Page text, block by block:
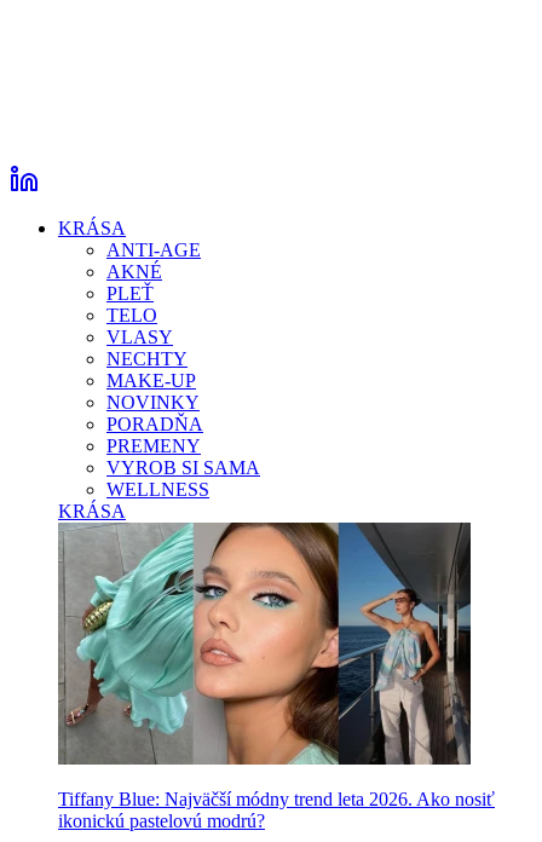
KRÁSA
ANTI-AGE
AKNÉ
PLEŤ
TELO
VLASY
NECHTY
MAKE-UP
NOVINKY
PORADŇA
PREMENY
VYROB SI SAMA
WELLNESS
KRÁSA
Tiffany Blue: Najväčší módny trend leta 2026. Ako nosiť
ikonickú pastelovú modrú?